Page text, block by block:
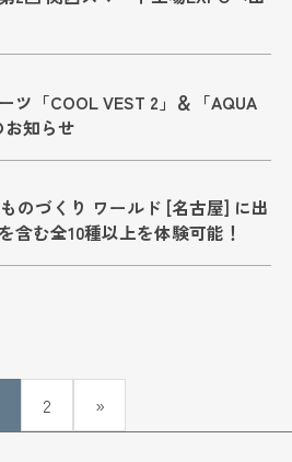
ツ「COOL VEST 2」＆「AQUA
知らせ
ものづくり ワールド [名古屋] に出
含む全10種以上を体験可能！
2
»